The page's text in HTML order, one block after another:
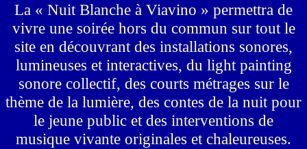
La « Nuit Blanche à Viavino » permettra de
vivre une soirée hors du commun sur tout le
site en découvrant des installations sonores,
lumineuses et interactives, du light painting
sonorecollectif, des courts métrages sur le
thème de la lumière, des contes de la nuit pour
le jeune public et des interventions de
musique vivante originales et chaleureuses.